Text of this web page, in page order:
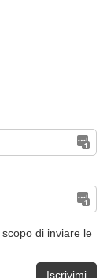
di inviare le
Iscrivimi